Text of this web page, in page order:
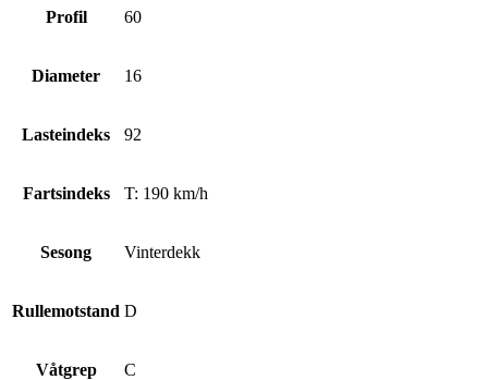
Profil 60
Diameter 16
Lasteindeks 92
Fartsindeks T: 190 km/h
Sesong Vinterdekk
Rullemotstand D
Våtgrep C